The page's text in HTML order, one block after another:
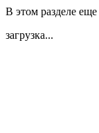
В этом разделе еще
загрузка...